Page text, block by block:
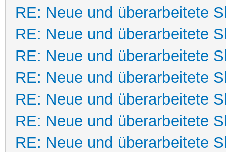
RE: Neue und überarbeitete
RE: Neue und überarbeitete
RE: Neue und überarbeitete
RE: Neue und überarbeitete
RE: Neue und überarbeitete
RE: Neue und überarbeitete
RE: Neue und überarbeitete